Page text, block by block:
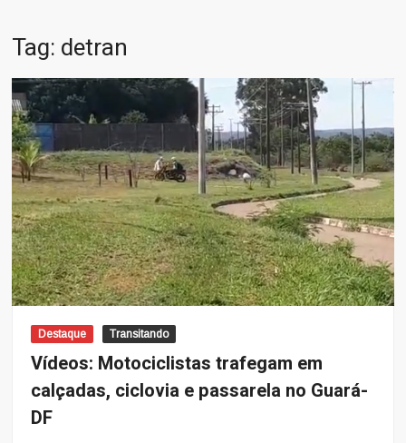
Tag: detran
Destaque Transitando
Vídeos: Motociclistas trafegam em
calçadas, ciclovia e passarela no Guará-
DF